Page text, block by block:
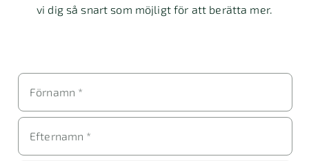
vi dig så snart som möjligt för att berätta mer.
Förnamn *
Efternamn *